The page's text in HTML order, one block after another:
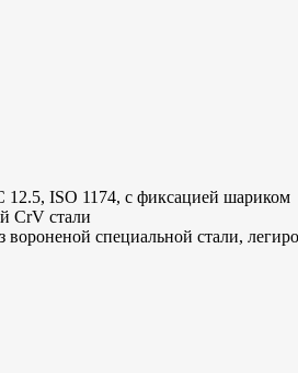
ISO 1174, с фиксацией шариком
CrV стали
специальной стали,